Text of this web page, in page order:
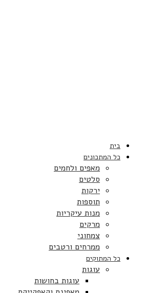
בית
כל המתכונים
מאפים ולחמים
סלטים
ירקות
תוספות
מנות עיקריות
מרקים
צמחוני
ממרחים ורטבים
כל המתוקים
עוגות
עוגות בחושות